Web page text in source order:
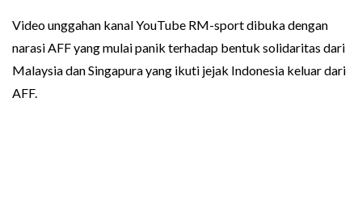
Video unggahan kanal YouTube RM-sport dibuka dengan
narasi AFF yang mulai panik terhadap bentuk solidaritas dari
Malaysia dan Singapura yang ikuti jejak Indonesia keluar dari
AFF.